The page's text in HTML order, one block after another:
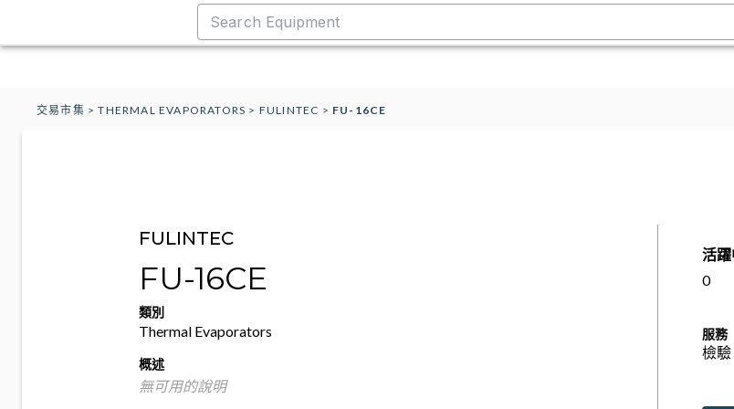
交易市集 >THERMAL EVAPORATORS > FULINTEC > FU-16CE
FULINTEC
FU-16CE
類別
Thermal Evaporators
概述
無可用的說明
活
0
服務
檢